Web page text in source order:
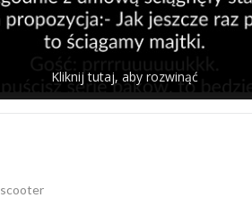
Kliknij tutaj, aby rozwinąć
scooter